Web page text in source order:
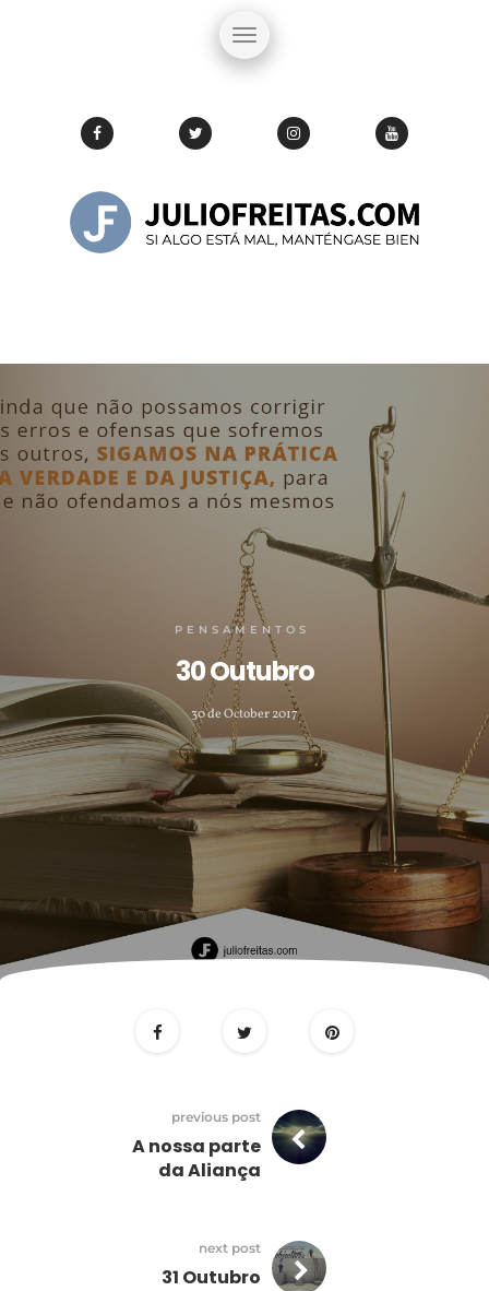
PENSAMENTOS
30 Outubro
30 de October 2017
Outubro
previous post
A nossa parte
da Aliança
next post
31 Outubro